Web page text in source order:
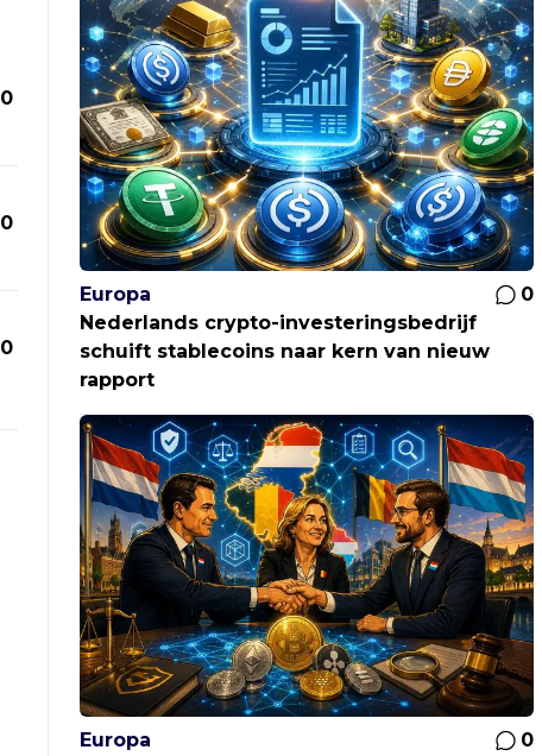
0
0
0
Europa
0
Nederlands crypto-investeringsbedrijf
schuift stablecoins naar kern van nieuw
rapport
Europa
0